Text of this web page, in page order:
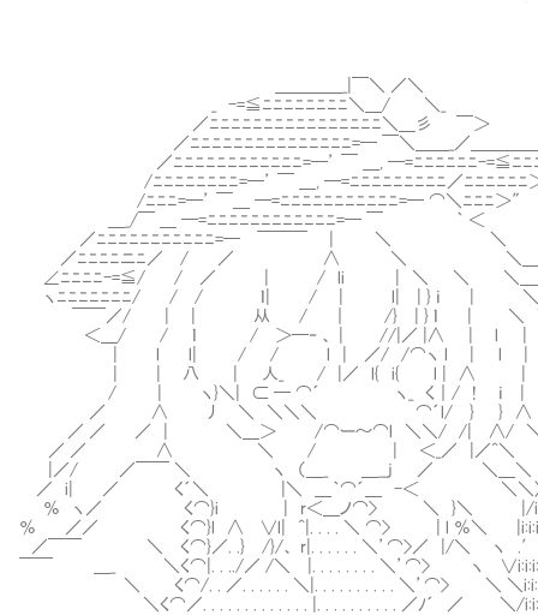
＿＿＿＿_|￣＼ ／＼
_ -=≦ﾆﾆﾆﾆﾆﾆﾆﾆ＼＿/ ＼_
／ﾆﾆﾆﾆﾆﾆﾆﾆﾆﾆﾆﾆﾆﾆﾆﾆ＼＿彡 ￣＞
／ﾆﾆﾆﾆﾆﾆﾆﾆﾆﾆﾆﾆﾆﾆﾆ=─ ￣＼＿＿_／
／ﾆﾆﾆﾆﾆﾆﾆﾆﾆﾆﾆﾆ=─’ ￣ ＿, ─=ﾆﾆﾆﾆﾆﾆ-=≦ﾆﾆ
/ﾆﾆﾆﾆﾆﾆﾆﾆ=─’ ￣ ＿, ─=ﾆ
/ﾆﾆﾆ=─’ ￣＿ ─=ﾆﾆﾆﾆﾆﾆﾆﾆﾆﾆﾆ=─ ⌒＼ﾆﾆﾆ＞″ │婚
＿_/￣ ＿ ─=ﾆﾆﾆﾆﾆﾆﾆﾆﾆﾆﾆﾆ=─ ￣
／ﾆﾆﾆﾆﾆﾆﾆﾆﾆﾆﾆ=─ ￣￣￣ | ＼ ＼
／ﾆﾆﾆﾆニﾆ／ / ／ ∧ ＼ ＼＿
∠ﾆﾆﾆﾆ-=≦/ / ／ | / li | ＼ ＼ ＼＿
ヽﾆﾆﾆﾆﾆﾆﾆ/ / / ｌ| / | l| | } ｉ |
￣￣／/ | | 从 / ｜ /} | } ｌ | ＼
＜＿/ / ｌ / ＞─‐ 、 | //|／ |∧
| l l| / / l | ／/ /⌒ヽ l | l |
| | 八 | 人_ / |／ l{ i{ l | ∧ | ｌ|
/ | ヽ}＼| ⊂ ─ ⌒´ ヽ_ く｜/ ! ｉ | ｌ|
／ ∧ 丿 ＼ ＼＼＼ ⌒´l/ } } ∧
／ ／ ／ | ＼＿＞ /⌒ー～⌒l ＼＼/ /|
／ ／ ∧ ＼ / | ＜_／ |／^＼
|／/ ／￣￣ ＼ ヽ （＿_ ＿__j ／ ＼＿＼
／ i| ／ く´＼ |＼ ＿｀⌒´＿ -＜ ＼＼〉＿
％ ヽ／ く⌒}i | r＜＿ノ⌒> ＼ }＼ |/i:i:ｉ:ｉ:
％ ／／ く⌒}l ∧ ∨l| ^|. . . . ＼ ⌒> | l ％＼ |i:i:i:
／￣￣ ＼ く⌒}／. .} /}/、 r|. . . . . . ＼’⌒>／ |/＼
￣￣ ＿_ ＼く⌒|. . ../／ /＼ |. . . . . . . . ＼’⌒> ヽ
＼ く⌒/. . ／. . . . . . ＼|. . . . . . . . . . ＼’⌒> ＼ ＼i:i:i:i:i:ｉ:
＼く⌒／. . . . . . . . . . . . . |. . . . . . . . . . ／ﾉ´ ／ ＼/